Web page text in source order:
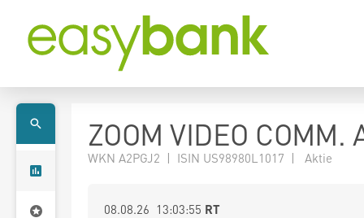
ZOOM VIDEO COMM.
WKN A2PGJ2 | ISIN US98980L1017 | Aktie
08.08.26 13:03:55 RT